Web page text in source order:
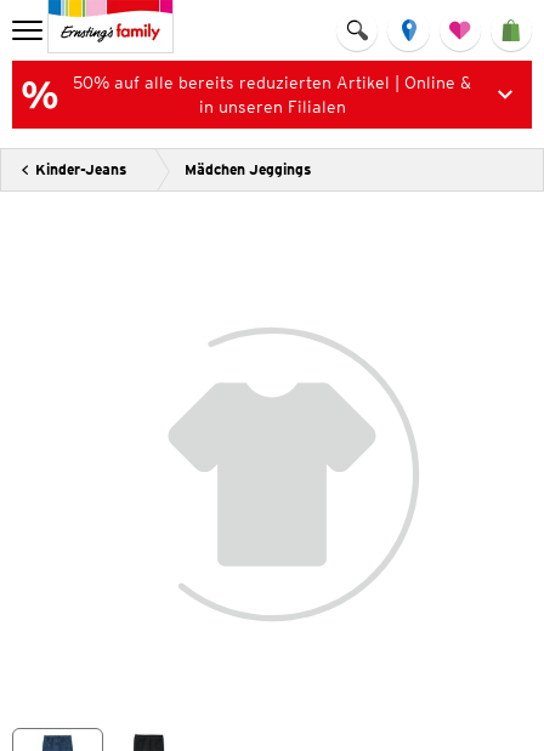
50% auf alle bereits reduzierten Artikel | Online &
in unseren Filialen
Kinder-Jeans Mädchen Jeggings